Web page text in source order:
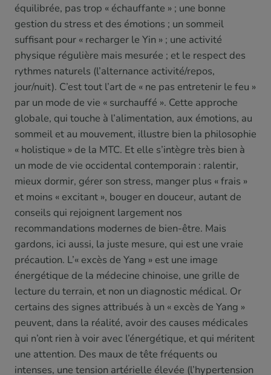
équilibrée, pas trop « échauffante » ; une bonne
gestion du stress et des émotions ; un sommeil
suffisant pour « recharger le Yin » ; une activité
physique régulière mais mesurée ; et le respect des
rythmes naturels (l’alternance activité/repos,
jour/nuit). C’est tout l’art de « ne pas entretenir le feu »
par un mode de vie « surchauffé ». Cette approche
globale, qui touche à l’alimentation, aux émotions, au
sommeil et au mouvement, illustre bien la philosophie
« holistique » de la MTC. Et elle s’intègre très bien à
un mode de vie occidental contemporain : ralentir,
mieux dormir, gérer son stress, manger plus « frais »
et moins « excitant », bouger en douceur, autant de
conseils qui rejoignent largement nos
recommandations modernes de bien-être. Mais
gardons, ici aussi, la juste mesure, qui est une vraie
précaution. L’« excès de Yang » est une image
énergétique de la médecine chinoise, une grille de
lecture du terrain, et non un diagnostic médical. Or
certains des signes attribués à un « excès de Yang »
peuvent, dans la réalité, avoir des causes médicales
qui n’ont rien à voir avec l’énergétique, et qui méritent
une attention. Des maux de tête fréquents ou
intenses, une tension artérielle élevée (l’hypertension